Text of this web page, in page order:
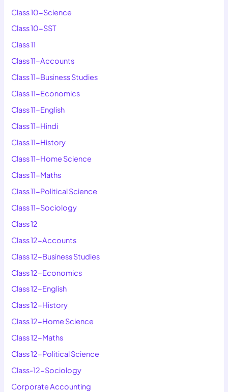
Class 10-Science
Class 10-SST
Class 11
Class 11-Accounts
Class 11-Business Studies
Class 11-Economics
Class 11-English
Class 11-Hindi
Class 11-History
Class 11-Home Science
Class 11-Maths
Class 11-Political Science
Class 11-Sociology
Class 12
Class 12-Accounts
Class 12-Business Studies
Class 12-Economics
Class 12-English
Class 12-History
Class 12-Home Science
Class 12-Maths
Class 12-Political Science
Class-12-Sociology
Corporate Accounting